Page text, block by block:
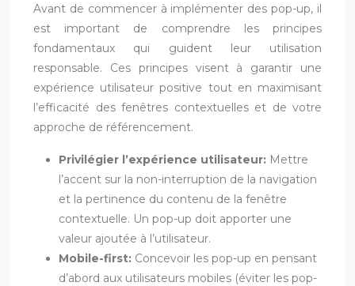
Avant de commencer à implémenter des pop-up, il
est important de comprendre les principes
fondamentaux qui guident leur utilisation
responsable. Ces principes visent à garantir une
expérience utilisateur positive tout en maximisant
l’efficacité des fenêtres contextuelles et de votre
approche de référencement.
Privilégier l’expérience utilisateur: Mettre
l’accent sur la non-interruption de la navigation
et la pertinence du contenu de la fenêtre
contextuelle. Un pop-up doit apporter une
valeur ajoutée à l’utilisateur.
Mobile-first: Concevoir les pop-up en pensant
d’abord aux utilisateurs mobiles (éviter les pop-